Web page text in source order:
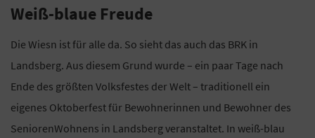
Weiß-blaue Freude
Die Wiesn ist für alle da. So sieht das auch das BRK in
Landsberg. Aus diesem Grund wurde – ein paar Tage nach
Ende des größten Volksfestes der Welt – traditionell ein
eigenes Oktoberfest für Bewohnerinnen und Bewohner des
SeniorenWohnens in Landsberg veranstaltet. In weiß-blau